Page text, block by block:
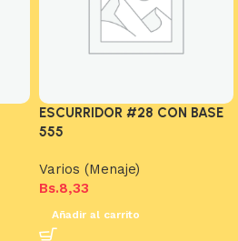
ESCURRIDOR #28 CON BASE
555
Varios (Menaje)
Bs.8,33
Añadir al carrito